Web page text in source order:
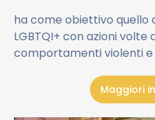
ha come obiettivo quello
LGBTQI+ con azioni
comportamenti violenti e
Maggiori